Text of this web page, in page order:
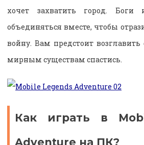
хочет захватить город.
объединяться вместе, чтобы
войну. Вам предстоит
мирным существам спастись.
Как играть в
Adventure на ПК?